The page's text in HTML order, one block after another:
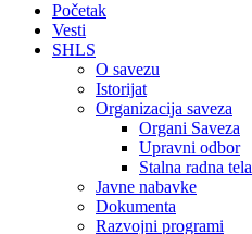
Početak
Vesti
SHLS
O savezu
Istorijat
Organizacija saveza
Organi Saveza
Upravni odbor
Stalna radna tela
Javne nabavke
Dokumenta
Razvojni programi